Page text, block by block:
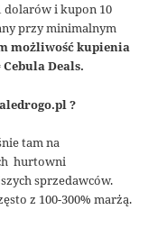
dolarów i kupon 10
przy minimalnym
możliwość kupienia
Deals.
?
tam na
hurtowni
sprzedawców.
z 100-300% marżą.